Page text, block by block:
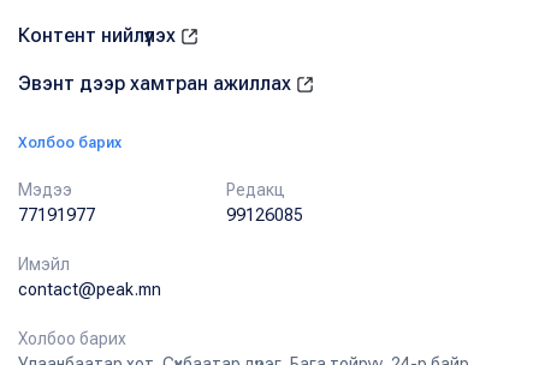
Контент нийлүүлэх
Эвэнт дээр хамтран ажиллах
Холбоо барих
Мэдээ
77191977
Редакц
99126085
Имэйл
contact@peak.mn
Холбоо барих